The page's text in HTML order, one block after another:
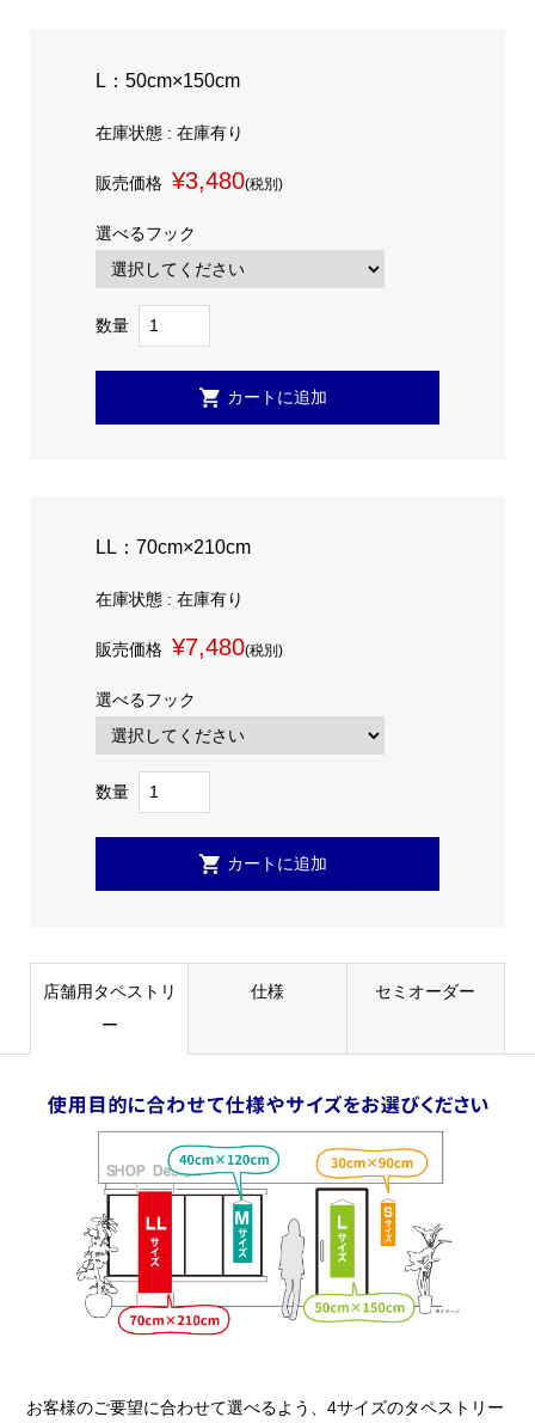
L：50cm×150cm
在庫状態 : 在庫有り
販売価格 ¥3,480(税別)
選べるフック
数量
LL：70cm×210cm
在庫状態 : 在庫有り
販売価格 ¥7,480(税別)
選べるフック
数量
店舗用タペストリ
ー
仕様 セミオーダー
お客様のご要望に合わせて選べるよう、4サイズのタペストリー